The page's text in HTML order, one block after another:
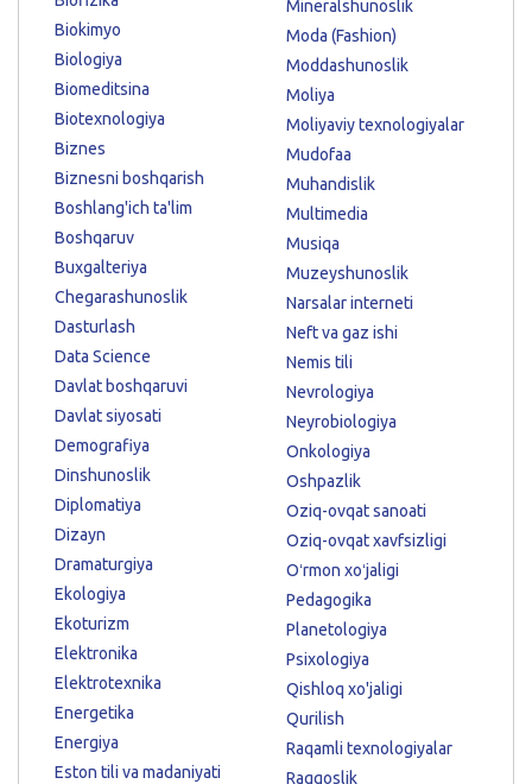
Biokimyo
Biologiya
Biomeditsina
Biotexnologiya
Biznes
Biznesni boshqarish
Boshlang'ich ta'lim
Boshqaruv
Buxgalteriya
Chegarashunoslik
Dasturlash
Data Science
Davlat boshqaruvi
Davlat siyosati
Demografiya
Dinshunoslik
Diplomatiya
Dizayn
Dramaturgiya
Ekologiya
Ekoturizm
Elektronika
Elektrotexnika
Energetika
Energiya
Eston tili va madaniyati
Mineralshunoslik
Moda (Fashion)
Moddashunoslik
Moliya
Moliyaviy texnologiyalar
Mudofaa
Muhandislik
Multimedia
Musiqa
Muzeyshunoslik
Narsalar interneti
Neft va gaz ishi
Nemis tili
Nevrologiya
Neyrobiologiya
Onkologiya
Oshpazlik
Oziq-ovqat sanoati
Oziq-ovqat xavfsizligi
Oʻrmon xoʻjaligi
Pedagogika
Planetologiya
Psixologiya
Qishloq xo'jaligi
Qurilish
Raqamli texnologiyalar
Raqqoslik